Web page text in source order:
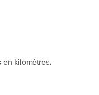
en kilomètres.